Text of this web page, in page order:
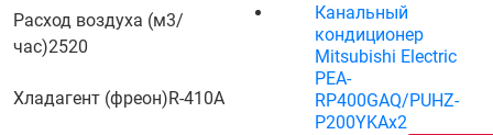
Расход воздуха (м3/
час)2520
Хладагент (фреон)R-410A
Канальный
кондиционер
Mitsubishi Electric
PEA-
RP400GAQ/PUHZ-
P200YKAх2